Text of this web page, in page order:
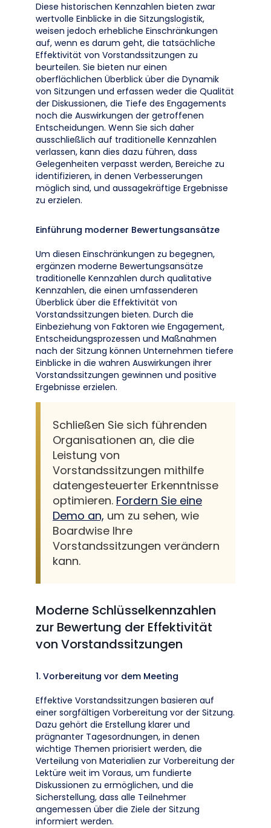
Diese historischen Kennzahlen bieten zwar
wertvolle Einblicke in die Sitzungslogistik,
weisen jedoch erhebliche Einschränkungen
auf, wenn es darum geht, die tatsächliche
Effektivität von Vorstandssitzungen zu
beurteilen. Sie bieten nur einen
oberflächlichen Überblick über die Dynamik
von Sitzungen und erfassen weder die Qualität
der Diskussionen, die Tiefe des Engagements
noch die Auswirkungen der getroffenen
Entscheidungen. Wenn Sie sich daher
ausschließlich auf traditionelle Kennzahlen
verlassen, kann dies dazu führen, dass
Gelegenheiten verpasst werden, Bereiche zu
identifizieren, in denen Verbesserungen
möglich sind, und aussagekräftige Ergebnisse
zu erzielen.
Einführung moderner Bewertungsansätze
Um diesen Einschränkungen zu begegnen,
ergänzen moderne Bewertungsansätze
traditionelle Kennzahlen durch qualitative
Kennzahlen, die einen umfassenderen
Überblick über die Effektivität von
Vorstandssitzungen bieten. Durch die
Einbeziehung von Faktoren wie Engagement,
Entscheidungsprozessen und Maßnahmen
nach der Sitzung können Unternehmen tiefere
Einblicke in die wahren Auswirkungen ihrer
Vorstandssitzungen gewinnen und positive
Ergebnisse erzielen.
Schließen Sie sich führenden
Organisationen an, die die
Leistung von
Vorstandssitzungen mithilfe
datengesteuerter Erkenntnisse
optimieren. Fordern Sie eine
Demo an, um zu sehen, wie
Boardwise Ihre
Vorstandssitzungen verändern
kann.
Moderne Schlüsselkennzahlen
zur Bewertung der Effektivität
von Vorstandssitzungen
1. Vorbereitung vor dem Meeting
Effektive Vorstandssitzungen basieren auf
einer sorgfältigen Vorbereitung vor der Sitzung.
Dazu gehört die Erstellung klarer und
prägnanter Tagesordnungen, in denen
wichtige Themen priorisiert werden, die
Verteilung von Materialien zur Vorbereitung der
Lektüre weit im Voraus, um fundierte
Diskussionen zu ermöglichen, und die
Sicherstellung, dass alle Teilnehmer
angemessen über die Ziele der Sitzung
informiert werden.